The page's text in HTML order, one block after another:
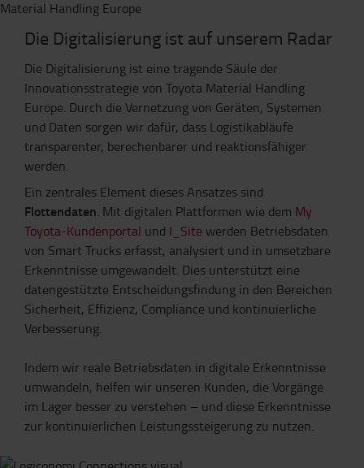
Die Digitalisierung ist auf unserem Radar
Die Digitalisierung ist eine tragende Säule der
Innovationsstrategie von Toyota Material Handling
Europe. Durch die Vernetzung von Geräten, Systemen
und Daten sorgen wir dafür, dass Logistikabläufe
transparenter, berechenbarer und reaktionsfähiger
werden.
Ein zentrales Element dieses Ansatzes sind
Flottendaten. Mit digitalen Plattformen wie dem My
Toyota-Kundenportal und I_Site werden Betriebsdaten
von Smart Trucks erfasst, analysiert und in umsetzbare
Erkenntnisse umgewandelt. Dies unterstützt eine
datengestützte Entscheidungsfindung in den Bereichen
Sicherheit, Effizienz, Compliance und kontinuierliche
Verbesserung.
Indem wir reale Betriebsdaten in digitale Erkenntnisse
umwandeln, helfen wir unseren Kunden, die Vorgänge
im Lager besser zu verstehen – und diese Erkenntnisse
zur kontinuierlichen Leistungssteigerung zu nutzen.